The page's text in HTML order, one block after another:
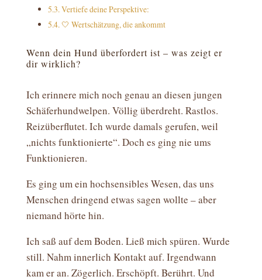
Vertiefe deine Perspektive:
🤍 Wertschätzung, die ankommt
Wenn dein Hund überfordert ist – was zeigt er
dir wirklich?
Ich erinnere mich noch genau an diesen jungen
Schäferhundwelpen. Völlig überdreht. Rastlos.
Reizüberflutet. Ich wurde damals gerufen, weil
„nichts funktionierte“. Doch es ging nie ums
Funktionieren.
Es ging um ein hochsensibles Wesen, das uns
Menschen dringend etwas sagen wollte – aber
niemand hörte hin.
Ich saß auf dem Boden. Ließ mich spüren. Wurde
still. Nahm innerlich Kontakt auf. Irgendwann
kam er an. Zögerlich. Erschöpft. Berührt. Und